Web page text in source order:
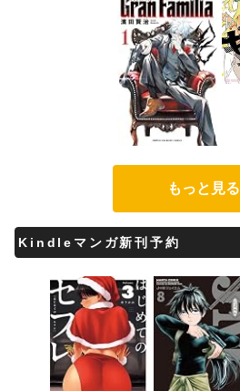
もっと見る
Kindleマンガ新刊予約